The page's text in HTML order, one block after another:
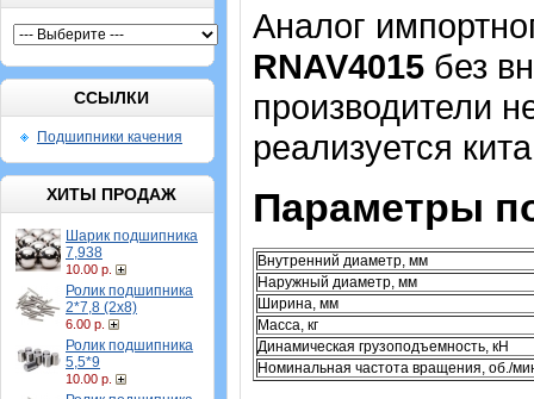
ССЫЛКИ
Подшипники качения
ХИТЫ ПРОДАЖ
Шарик подшипника
7,938
10.00 р.
Ролик подшипника
2*7,8 (2х8)
6.00 р.
Ролик подшипника
5,5*9
10.00 р.
Аналог
RNAV4015 без
производители
реализуется
Параметры
Внутренний диаметр, мм
Наружный диаметр, мм
Ширина, мм
Масса, кг
Динамическая грузоподъемность, кН
Номинальная частота вращения, об./